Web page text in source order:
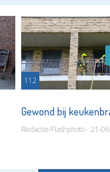
112
Gewond bij
Redactie/Flashphoto - 21-